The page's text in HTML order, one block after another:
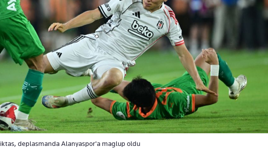
deplasmanda Alanyaspor'a maglup oldu